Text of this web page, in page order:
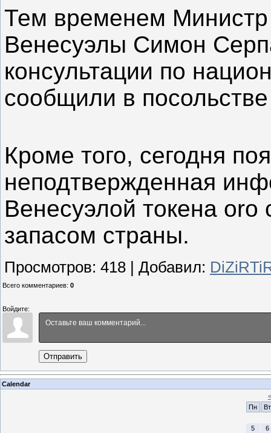
Тем временем
Венесуэлы Симон
консультации по
сообщили в
Кроме того, сегодня
неподтвержденная
Венесуэлой токена
запасом страны.
Просмотров: 418 | Добавил:
Всего комментариев: 0
Войдите:
Отправить
Calendar
«
Пн
Вт
5
6